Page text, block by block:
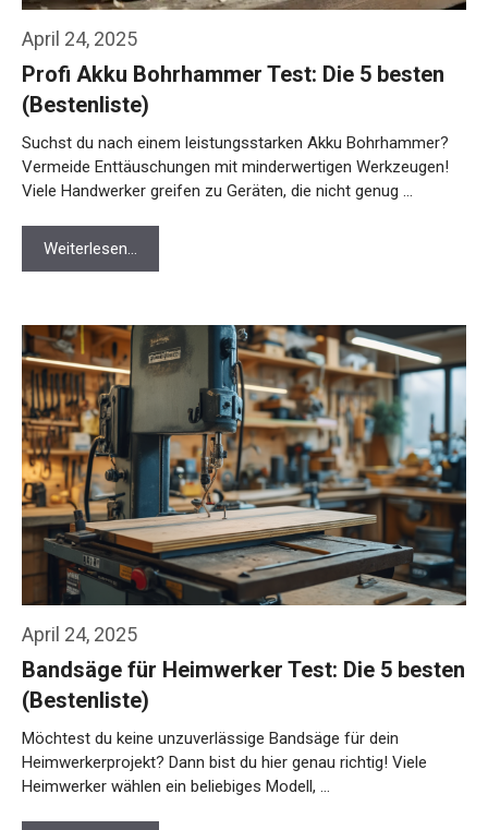
April 24, 2025
Profi Akku Bohrhammer Test: Die 5 besten
(Bestenliste)
Suchst du nach einem leistungsstarken Akku Bohrhammer?
Vermeide Enttäuschungen mit minderwertigen Werkzeugen!
Viele Handwerker greifen zu Geräten, die nicht genug …
Weiterlesen…
April 24, 2025
Bandsäge für Heimwerker Test: Die 5 besten
(Bestenliste)
Möchtest du keine unzuverlässige Bandsäge für dein
Heimwerkerprojekt? Dann bist du hier genau richtig! Viele
Heimwerker wählen ein beliebiges Modell, …